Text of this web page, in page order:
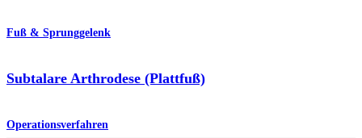
Fuß & Sprunggelenk
Subtalare Arthrodese (Plattfuß)
Operationsverfahren